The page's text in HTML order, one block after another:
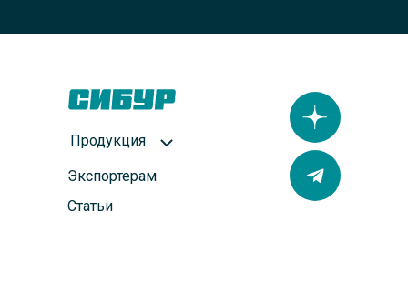
Продукция
Статьи
Экспортерам